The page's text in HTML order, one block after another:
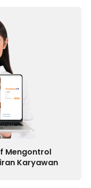
Mengontrol
Karyawan